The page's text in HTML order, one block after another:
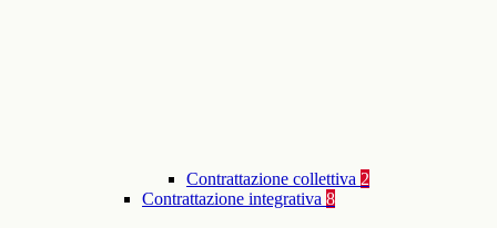
Contrattazione collettiva 2
Contrattazione integrativa 8